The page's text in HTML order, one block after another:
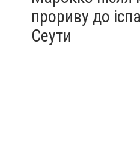
прориву до
Сеути